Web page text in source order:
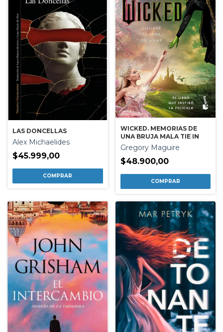
LAS DONCELLAS
Alex Michaelides
$45.999,00
WICKED. MEMORIAS DE
UNA BRUJA MALA TIE IN
Gregory Maguire
$48.900,00